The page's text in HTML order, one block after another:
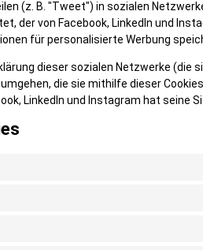
(z. B. "Tweet") in sozialen
der von Facebook, LinkedIn und
für personalisierte Werbung
dieser sozialen Netzwerke (die
die sie mithilfe dieser
LinkedIn und Instagram hat seine